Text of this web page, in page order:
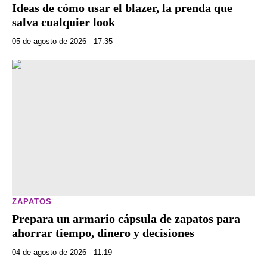
Ideas de cómo usar el blazer, la prenda que
salva cualquier look
05 de agosto de 2026 - 17:35
ZAPATOS
Prepara un armario cápsula de zapatos para
ahorrar tiempo, dinero y decisiones
04 de agosto de 2026 - 11:19